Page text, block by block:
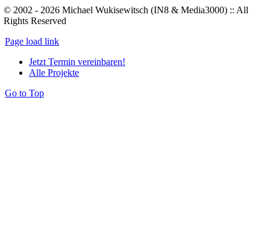
© 2002 - 2026 Michael Wukisewitsch (IN8 & Media3000) :: All
Rights Reserved
Page load link
Jetzt Termin vereinbaren!
Alle Projekte
Go to Top